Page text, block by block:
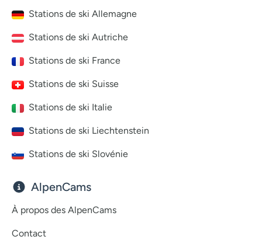
Stations de ski Allemagne
Stations de ski Autriche
Stations de ski France
Stations de ski Suisse
Stations de ski Italie
Stations de ski Liechtenstein
Stations de ski Slovénie
AlpenCams
À propos des AlpenCams
Contact